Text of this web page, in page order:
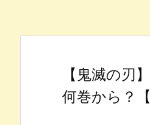
【鬼滅の刃
何巻から？